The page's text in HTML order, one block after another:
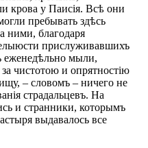
крова у Паисія. Всѣ они
пребывать здѣсь
ними, благодаря
прислуживавшихъ
еженедѣльно мыли,
чистотою и опрятностію
– словомъ – ничего не
страдальцевъ. На
и странники, которымъ
выдавалось все